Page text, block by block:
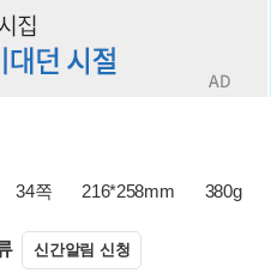
34쪽 216*258mm 380g
신간알림 신청